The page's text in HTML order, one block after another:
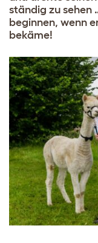
ständig zu sehen
beginnen, wenn
bekäme!